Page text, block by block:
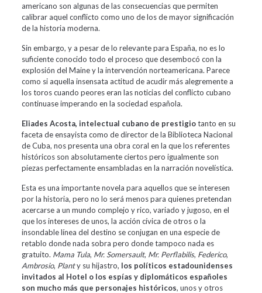
americano son algunas de las consecuencias que permiten
calibrar aquel conflicto como uno de los de mayor significación
de la historia moderna.
Sin embargo, y a pesar de lo relevante para España, no es lo
suficiente conocido todo el proceso que desembocó con la
explosión del Maine y la intervención norteamericana. Parece
como si aquella insensata actitud de acudir más alegremente a
los toros cuando peores eran las noticias del conflicto cubano
continuase imperando en la sociedad española.
Eliades Acosta, intelectual cubano de prestigiotanto en su
faceta de ensayista como de director de la Biblioteca Nacional
de Cuba, nos presenta una obra coral en la que los referentes
históricos son absolutamente ciertos pero igualmente son
piezas perfectamente ensambladas en la narración novelística.
Esta es una importante novela para aquellos que se interesen
por la historia, pero no lo será menos para quienes pretendan
acercarse a un mundo complejo y rico, variado y jugoso, en el
que los intereses de unos, la acción cívica de otros o la
insondable línea del destino se conjugan en una especie de
retablo donde nada sobra pero donde tampoco nada es
gratuito. Mama Tula, Mr. Somersault, Mr. Perflabilis, Federico,
Ambrosio, Planty su hijastro, los políticos estadounidenses
invitados al Hotel o los espías y diplomáticos españoles
son mucho más que personajes históricos, unos y otros